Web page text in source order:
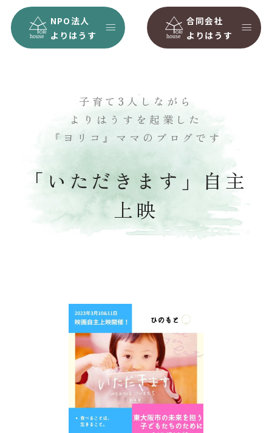
NPO法人
よりはうす
合同会社
よりはうす
子育て3人しながら
よりはうすを起業した
『ヨリコ』ママのブログです
「いただきます」自主
上映